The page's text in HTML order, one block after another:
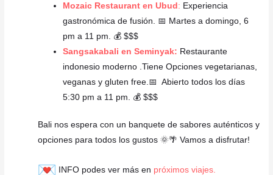
Mozaic Restaurant en Ubud : Experiencia
gastronómica de fusión. 📅 Martes a domingo, 6
pm a 11 pm. 💰 $$$
Sangsakabali en Seminyak: Restaurante
indonesio moderno .Tiene Opciones vegetarianas,
veganas y gluten free.📅 Abierto todos los días
5:30 pm a 11 pm. 💰 $$$
Bali nos espera con un banquete de sabores auténticos y
opciones para todos los gustos 🌞🌴 Vamos a disfrutar!
INFO podes ver más en próximos viajes.